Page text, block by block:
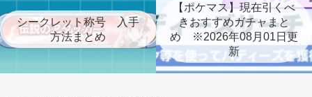
シークレット称号 入手
方法まとめ
【ポケマス】現在引くべ
きおすすめガチャまと
め ※2026年08月01日更
新